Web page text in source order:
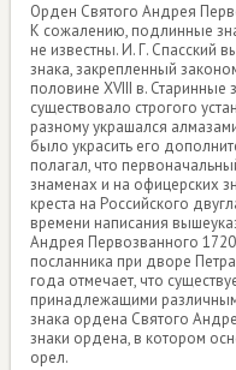
Орден Святого Андрея
К сожалению, подлинные
не известны. И. Г. Спасский
знака, закрепленный
половине XVIII в. Старинные
существовало строгого
разному украшался
было украсить его
полагал, что
знаменах и на офицерских
креста на Российского
времени написания
Андрея Первозванного
посланника при дворе
года отмечает, что
принадлежащими
знака ордена Святого
знаки ордена, в котором
орел.